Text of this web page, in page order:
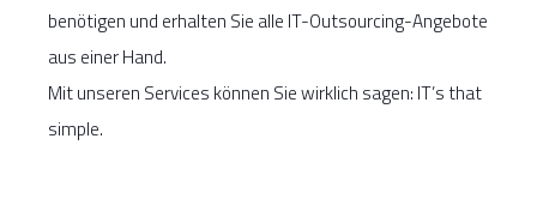
benötigen und erhalten Sie alle IT-Outsourcing-Angebote
aus einer Hand.
Mit unseren Services können Sie wirklich sagen: IT’s that
simple.